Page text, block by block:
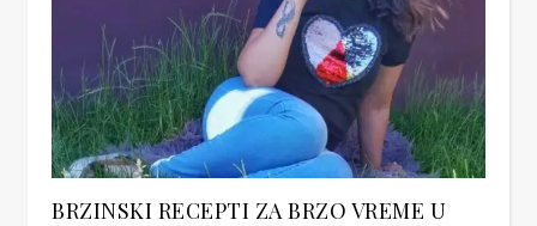
BRZINSKI RECEPTI ZA BRZO VREME U